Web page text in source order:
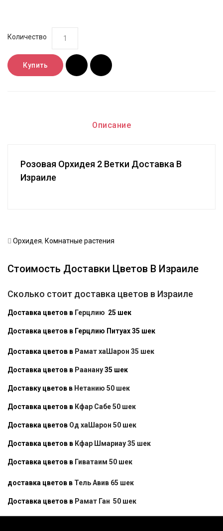
Количество
Купить
Описание
Розовая Орхидея 2 Ветки Доставка В
Израиле
Орхидея, Комнатные растения
Стоимость Доставки Цветов В Израиле
Сколько стоит доставка цветов в Израиле
Доставка цветов в Герцлию 25 шек
Доставка цветов в Герцлию Питуах 35 шек
Доставка цветов в Рамат хаШарон 35 шек
Доставка цветов в Раанану35 шек
Доставку цветов в Нетанию 50 шек
Доставка цветов в Кфар Сабе 50 шек
Доставка цветов Од хаШарон 50 шек
Доставка цветов в Кфар Шмариау 35 шек
Доставка цветов в Гиватаим 50 шек
доставка цветов в Тель Авив 65 шек
Доставка цветов в Рамат Ган 50 шек